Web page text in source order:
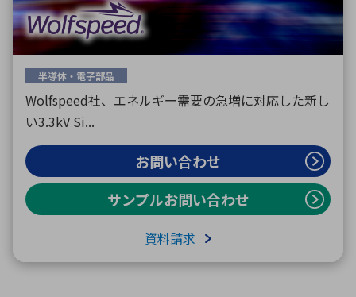
半導体・電子部品
Wolfspeed社、エネルギー需要の急増に対応した新し
い3.3kV Si...
お問い合わせ
サンプルお問い合わせ
資料請求